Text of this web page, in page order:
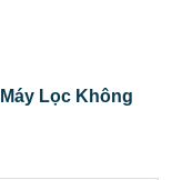
Lọc Không